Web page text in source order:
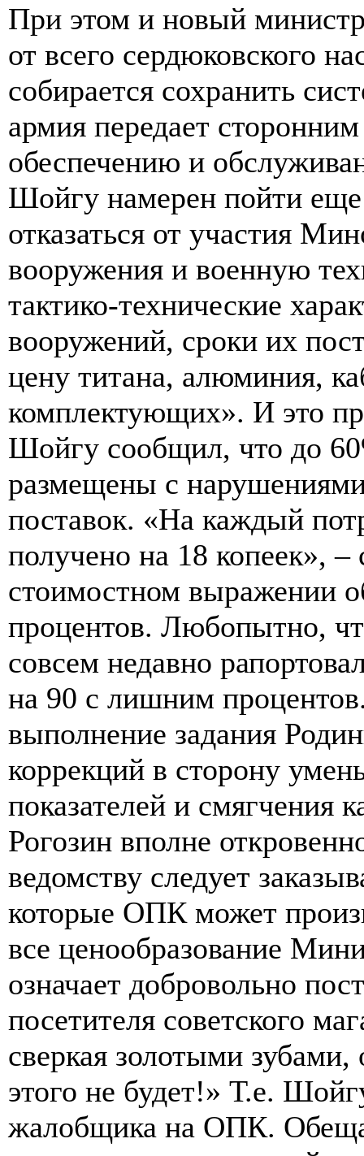
При этом и новый министр
от всего сердюковского
собирается сохранить
армия передает
обеспечению и
Шойгу намерен пойти
отказаться от участия
вооружения и военную
тактико-технические
вооружений, сроки их
цену титана, алюминия,
комплектующих». И это
Шойгу сообщил, что до
размещены с
поставок. «На каждый
получено на 18 копеек»,
стоимостном выражении
процентов. Любопытно,
совсем недавно
на 90 с лишним
выполнение задания
коррекций в сторону
показателей и смягчения
Рогозин вполне
ведомству следует
которые ОПК может
все ценообразование
означает добровольно
посетителя советского
сверкая золотыми
этого не будет!» Т.е.
жалобщика на ОПК.